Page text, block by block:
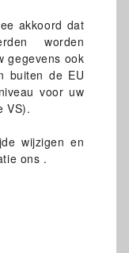
akkoord dat
worden
gegevens ook
buiten de EU
voor uw
VS).
wijzigen en
ons .